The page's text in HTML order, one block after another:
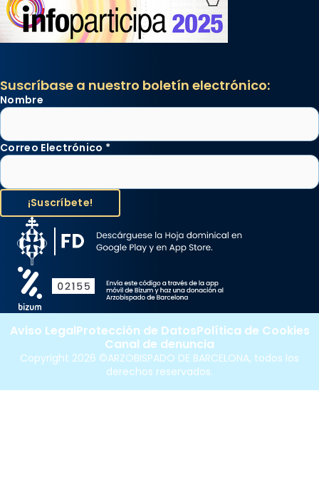
Suscríbase a nuestro boletín electrónico:
Nombre
Correo Electrónico *
Copyright 2026 ©ARZOBISPADO DE BARCELONA, todos los
derechos reservados.
Aviso LegalProtección de DatosPolítica de Cookies
Canal de denuncia